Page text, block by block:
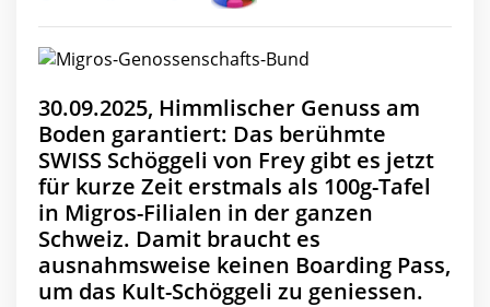
30.09.2025, Himmlischer Genuss am
Boden garantiert: Das berühmte
SWISS Schöggeli von Frey gibt es jetzt
für kurze Zeit erstmals als 100g-Tafel
in Migros-Filialen in der ganzen
Schweiz. Damit braucht es
ausnahmsweise keinen Boarding Pass,
um das Kult-Schöggeli zu geniessen.